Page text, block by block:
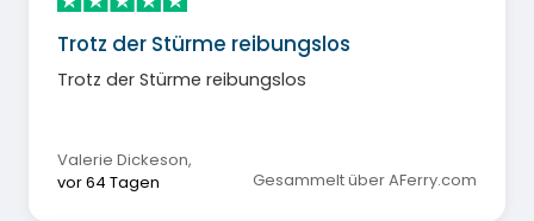
Trotz der Stürme reibungslos
Trotz der Stürme reibungslos
Valerie Dickeson,
vor 64 Tagen
Gesammelt über AFerry.com